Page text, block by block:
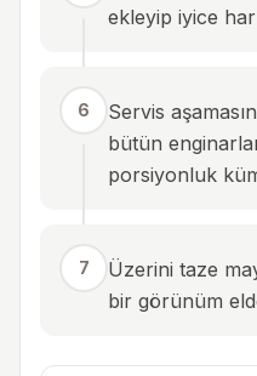
ekleyip iyice
6
Servis
bütün
porsiyonluk
7
Üzerini taze
bir görünüm